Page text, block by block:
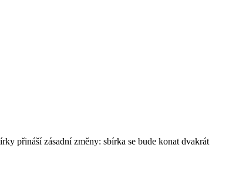
přináší zásadní změny: sbírka se bude konat dvakrát